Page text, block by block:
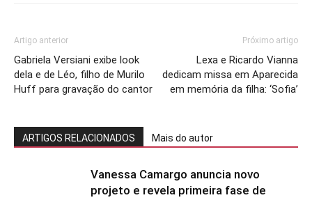
Artigo anterior
Gabriela Versiani exibe look
dela e de Léo, filho de Murilo
Huff para gravação do cantor
Próximo artigo
Lexa e Ricardo Vianna
dedicam missa em Aparecida
em memória da filha: ‘Sofia’
ARTIGOS RELACIONADOS Mais do autor
Vanessa Camargo anuncia novo
projeto e revela primeira fase de